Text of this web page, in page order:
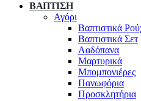
ΒΑΠΤΙΣΗ
Αγόρι
Βαπτιστικά
Βαπτιστικά Σετ
Λαδόπανα
Μαρτυρικά
Μπομπονιέρες
Πανωφόρια
Προσκλητήρια